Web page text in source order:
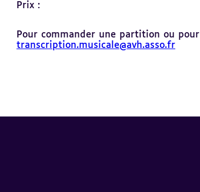
Prix :
Pour commander une partition ou
transcription.musicale@avh.asso.fr